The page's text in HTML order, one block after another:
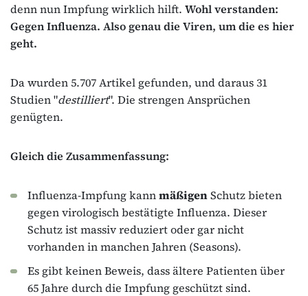
denn nun Impfung wirklich hilft. Wohl verstanden:
Gegen Influenza. Also genau die Viren, um die es hier
geht.
Da wurden 5.707 Artikel gefunden, und daraus 31
Studien "destilliert". Die strengen Ansprüchen
genügten.
Gleich die Zusammenfassung:
Influenza-Impfung kannmäßigenSchutz bieten
gegen virologisch bestätigte Influenza. Dieser
Schutz ist massiv reduziert oder gar nicht
vorhanden in manchen Jahren (Seasons).
Es gibt keinen Beweis, dass ältere Patienten über
65 Jahre durch die Impfung geschützt sind.